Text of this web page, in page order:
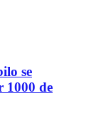
se
1000 de